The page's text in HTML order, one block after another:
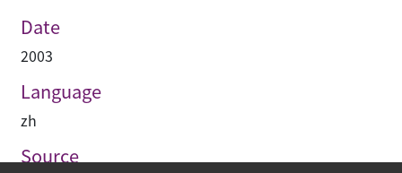
Date
2003
Language
zh
Source